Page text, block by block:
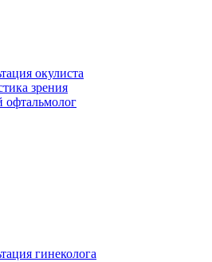
окулиста
зрения
офтальмолог
гинеколога